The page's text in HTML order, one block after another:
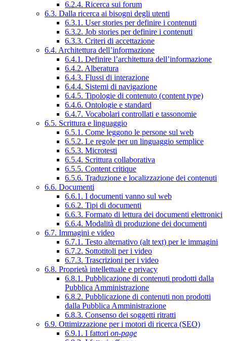
6.2.4. Ricerca sui forum
6.3. Dalla ricerca ai bisogni degli utenti
6.3.1. User stories per definire i contenuti
6.3.2. Job stories per definire i contenuti
6.3.3. Criteri di accettazione
6.4. Architettura dell’informazione
6.4.1. Definire l’architettura dell’informazione
6.4.2. Alberatura
6.4.3. Flussi di interazione
6.4.4. Sistemi di navigazione
6.4.5. Tipologie di contenuto (content type)
6.4.6. Ontologie e standard
6.4.7. Vocabolari controllati e tassonomie
6.5. Scrittura e linguaggio
6.5.1. Come leggono le persone sul web
6.5.2. Le regole per un linguaggio semplice
6.5.3. Microtesti
6.5.4. Scrittura collaborativa
6.5.5. Content critique
6.5.6. Traduzione e localizzazione dei contenuti
6.6. Documenti
6.6.1. I documenti vanno sul web
6.6.2. Tipi di documenti
6.6.3. Formato di lettura dei documenti elettronici
6.6.4. Modalità di produzione dei documenti
6.7. Immagini e video
6.7.1. Testo alternativo (alt text) per le immagini
6.7.2. Sottotitoli per i video
6.7.3. Trascrizioni per i video
6.8. Proprietà intellettuale e privacy
6.8.1. Pubblicazione di contenuti prodotti dalla
Pubblica Amministrazione
6.8.2. Pubblicazione di contenuti non prodotti
dalla Pubblica Amministrazione
6.8.3. Consenso dei soggetti ritratti
6.9. Ottimizzazione per i motori di ricerca (SEO)
6.9.1. I fattori on-page